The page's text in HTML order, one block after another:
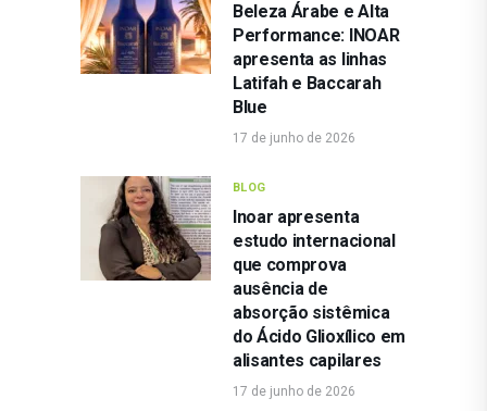
Beleza Árabe e Alta
Performance: INOAR
apresenta as linhas
Latifah e Baccarah
Blue
17 de junho de 2026
BLOG
Inoar apresenta
estudo internacional
que comprova
ausência de
absorção sistêmica
do Ácido Glioxílico em
alisantes capilares
17 de junho de 2026